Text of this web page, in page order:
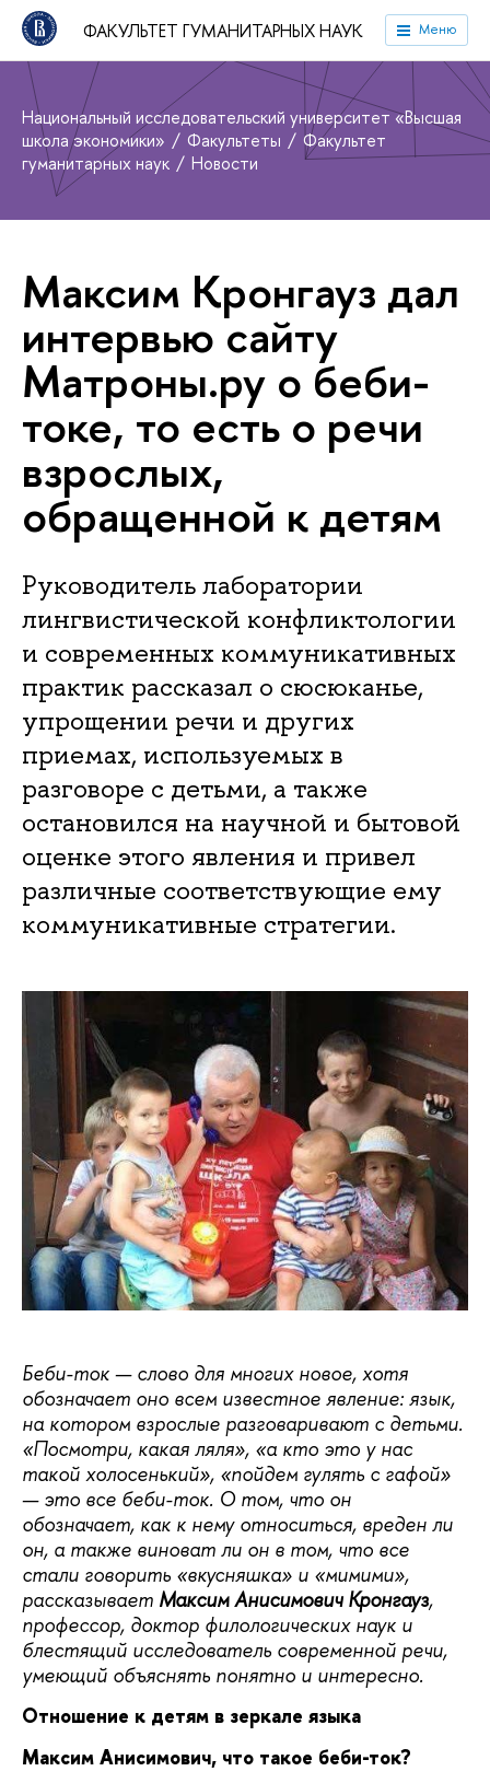
ФАКУЛЬТЕТ ГУМАНИТАРНЫХ НАУК Меню
Национальный исследовательский университет «Высшая
школа экономики»
Факультеты
Факультет
гуманитарных наук
Новости
Максим Кронгауз дал
интервью сайту
Матроны.ру о беби-
токе, то есть о речи
взрослых,
обращенной к детям
Руководитель лаборатории
лингвистической конфликтологии
и современных коммуникативных
практик рассказал о сюсюканье,
упрощении речи и других
приемах, используемых в
разговоре с детьми, а также
остановился на научной и бытовой
оценке этого явления и привел
различные соответствующие ему
коммуникативные стратегии.
Беби-ток — слово для многих новое, хотя
обозначает оно всем известное явление: язык,
на котором взрослые разговаривают с детьми.
«Посмотри, какая ляля», «а кто это у нас
такой холосенький», «пойдем гулять с гафой»
— это все беби-ток. О том, что он
обозначает, как к нему относиться, вреден ли
он, а также виноват ли он в том, что все
стали говорить «вкусняшка» и «мимими»,
рассказывает Максим Анисимович Кронгауз,
профессор, доктор филологических наук и
блестящий исследователь современной речи,
умеющий объяснять понятно и интересно.
Отношение к детям в зеркале языка
Максим Анисимович, что такое беби-ток?